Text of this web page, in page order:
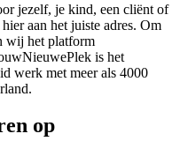
jezelf, je kind, een cliënt of
aan het juiste adres. Om
wij het platform
is het
werk met meer als 4000
op